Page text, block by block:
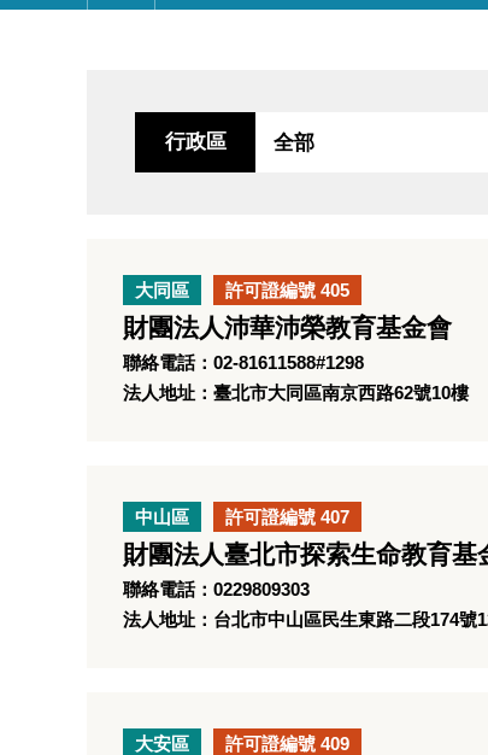
行政區
大同區 許可證編號 405
財團法人沛華沛榮教育基金會
聯絡電話：02-81611588#1298
法人地址：臺北市大同區南京西路62號10樓
中山區 許可證編號 407
財團法人臺北市探索生命教育基
聯絡電話：0229809303
法人地址：台北市中山區民生東路二段174號
大安區 許可證編號 409